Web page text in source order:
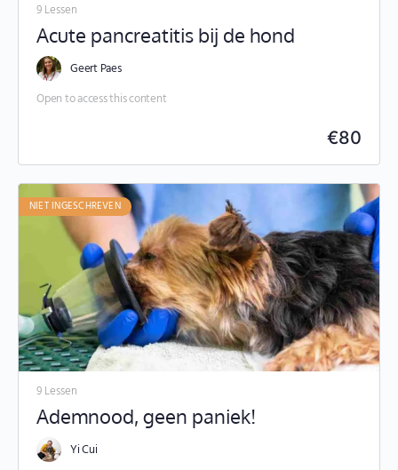
9 Lessen
Acute pancreatitis bij de hond
Geert Paes
Open to access this content
€80
NIET INGESCHREVEN
9 Lessen
Ademnood, geen paniek!
Yi Cui